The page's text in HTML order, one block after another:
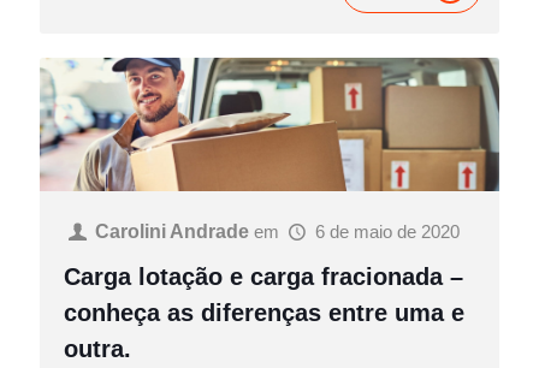
Carolini Andrade em 6 de maio de 2020
Carga lotação e carga fracionada –
conheça as diferenças entre uma e
outra.